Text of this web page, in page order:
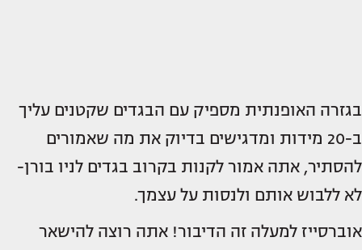
בגזרה האופנתית מספיק עם הבגדים שקטנים עליך
ב-20 מידות ומדגישים בדיוק את מה שאמורים
להסתיר, אתה אמור לקנות בקרוב בגדים לניו בורן-
לא ללבוש אותם ולנסות על עצמך.
אוברסייז למעלה זה הדיבור! אתה רוצה להישאר